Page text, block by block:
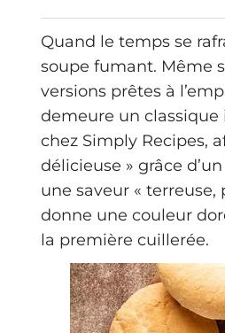
Quand le temps se
soupe fumant. Même
versions prêtes à
demeure un
chez Simply Recipes,
délicieuse » grâce
une saveur «
donne une couleur
la première cuillerée.